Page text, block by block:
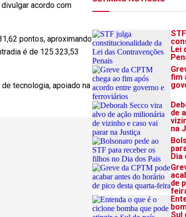
acordo com
pontos, aproximando
é de 125.323,53
tecnologia, apoiado na